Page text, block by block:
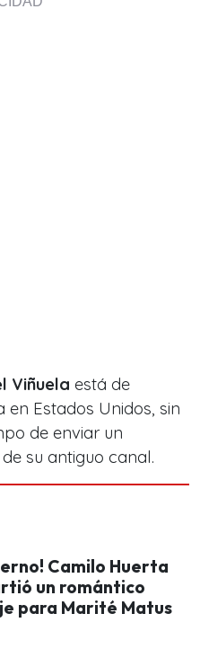
Viñuela está de
Estados Unidos, sin
de enviar un
su antiguo canal.
Camilo Huerta
un romántico
para Marité Matus